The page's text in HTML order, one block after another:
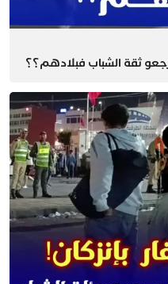
ثقة الشباب فبلادهم؟؟